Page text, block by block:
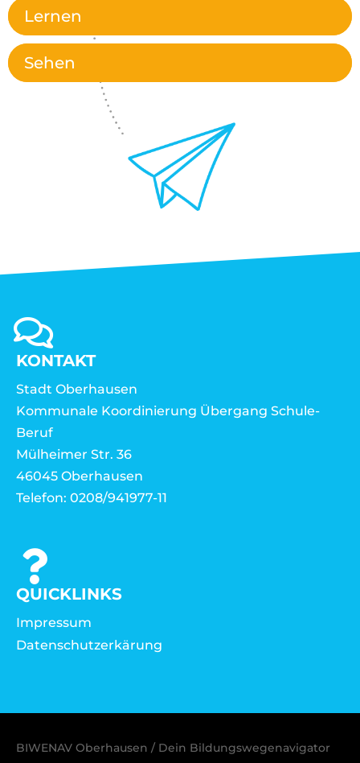
Lernen
Sehen
KONTAKT
Stadt Oberhausen
Kommunale Koordinierung Übergang Schule-
Beruf
Mülheimer Str. 36
46045 Oberhausen
Telefon: 0208/941977-11
QUICKLINKS
Impressum
Datenschutzerkärung
BIWENAV Oberhausen / Dein Bildungswegenavigator